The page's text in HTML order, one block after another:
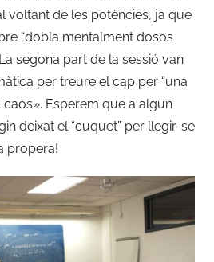
e
r
r
a
t
.
a
i
n
a
voltant de les potències, ja que
“dobla mentalment dosos
segona part de la sessió van
per treure el cap per “una
Esperem que a algun
deixat el “cuquet” per llegir-se
propera!